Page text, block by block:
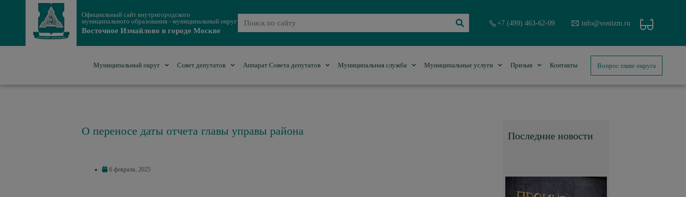
Официальный сайт внутригородского
муниципального образования - муниципальный округ
Восточное Измайлово в городе Москве
+7 (499) 463-62-09 info@vostizm.ru
Муниципальный округ Совет депутатов Аппарат Совета депутатов Муниципальная служба Муниципальные услуги Призыв Контакты Вопрос главе округа
О переносе даты отчета главы управы района
6 февраля, 2025
Последние новости